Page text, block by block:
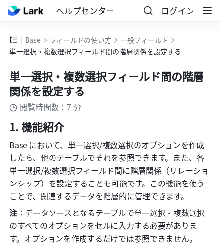
ヘルプセンター ログイン
Base フィールドの使い方
一般フィールド
単一選択・複数選択フィールド間の階層関係を設定する
単一選択・複数選択フィールド間の階層
関係を設定する
閲覧時間数：7 分
機能紹介
Base において、単一選択/複数選択のオプションを作成
したら、他のテーブルでそれを参照できます。また、各
単一選択/複数選択フィールド間に階層関係（リレーショ
ンシップ）を設定することも可能です。この機能を使う
ことで、関連するデータを階層的に管理できます。
注 ：データソースとなるテーブルで単一選択・複数選択
のすべてのオプションをセルに入力する必要がありま
す。オプションを作成するだけでは参照できません。